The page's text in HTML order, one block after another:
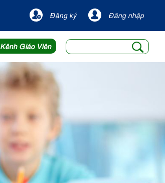
Đăng ký Đăng nhập
Kênh Giáo Viên